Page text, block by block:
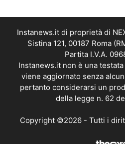
Instanews.it di proprietà di
Sistina 121, 00187 Roma
Partita I.V.A.
Instanews.it non è una
viene aggiornato senza
pertanto considerarsi un
della legge n. 62
Copyright ©2026 - Tutti i